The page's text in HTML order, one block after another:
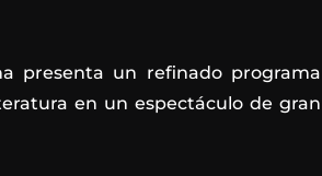
presenta un refinado programa
en un espectáculo de gran